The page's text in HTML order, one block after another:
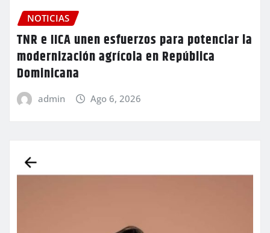
NOTICIAS
TNR e IICA unen esfuerzos para potenciar la
modernización agrícola en República
Dominicana
admin Ago 6, 2026